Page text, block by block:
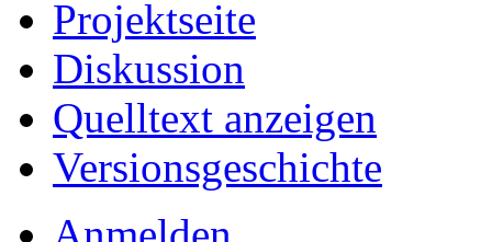
Projektseite
Diskussion
Quelltext anzeigen
Versionsgeschichte